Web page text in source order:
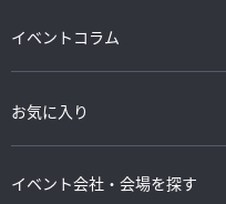
イベントコラム
お気に入り
イベント会社・会場を探す